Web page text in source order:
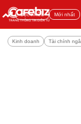
Đọc nhiều Mới nhất
Kinh doanh Tài chính